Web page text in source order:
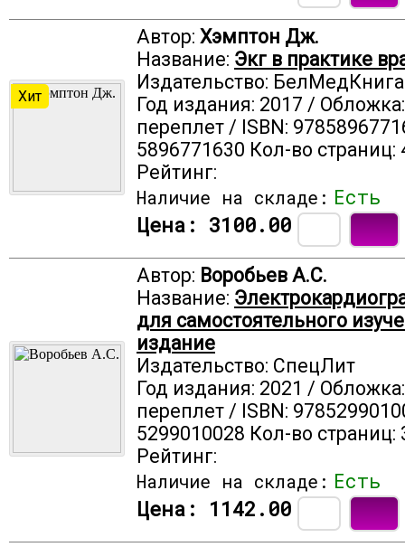
Хит
Автор: Хэмптон Дж.
Название: Экг в практике
Издательство: БелМедКнига
Год издания: 2017 /
переплет / ISBN:
5896771630 Кол-во страниц:
Рейтинг:
Наличие на складе: Есть
Цена: 3100.00
Автор: Воробьев А.С.
Название:
для самостоятельного
издание
Издательство: СпецЛит
Год издания: 2021 /
переплет / ISBN:
5299010028 Кол-во страниц:
Рейтинг:
Наличие на складе: Есть
Цена: 1142.00